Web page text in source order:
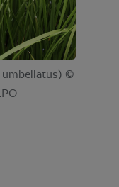
umbellatus) ©